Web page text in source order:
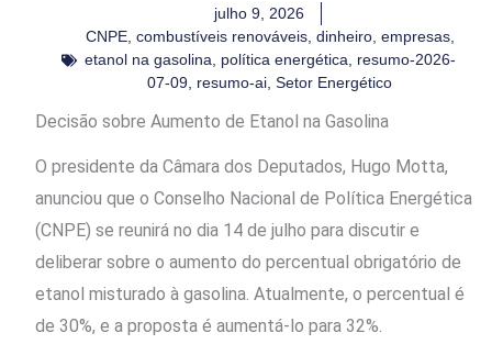
julho 9, 2026
CNPE, combustíveis renováveis, dinheiro, empresas,
etanol na gasolina, política energética, resumo-2026-
07-09, resumo-ai, Setor Energético
Decisão sobre Aumento de Etanol na Gasolina
O presidente da Câmara dos Deputados, Hugo Motta,
anunciou que o Conselho Nacional de Política Energética
(CNPE) se reunirá no dia 14 de julho para discutir e
deliberar sobre o aumento do percentual obrigatório de
etanol misturado à gasolina. Atualmente, o percentual é
de 30%, e a proposta é aumentá-lo para 32%.